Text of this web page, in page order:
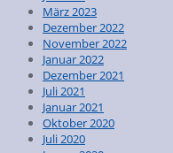
März 2023
Dezember 2022
November 2022
Januar 2022
Dezember 2021
Juli 2021
Januar 2021
Oktober 2020
Juli 2020